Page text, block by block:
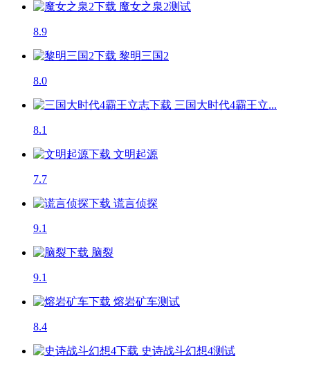
魔女之泉2测试
8.9
黎明三国2
8.0
三国大时代4霸王立...
8.1
文明起源
7.7
谎言侦探
9.1
脑裂
9.1
熔岩矿车测试
8.4
史诗战斗幻想4测试